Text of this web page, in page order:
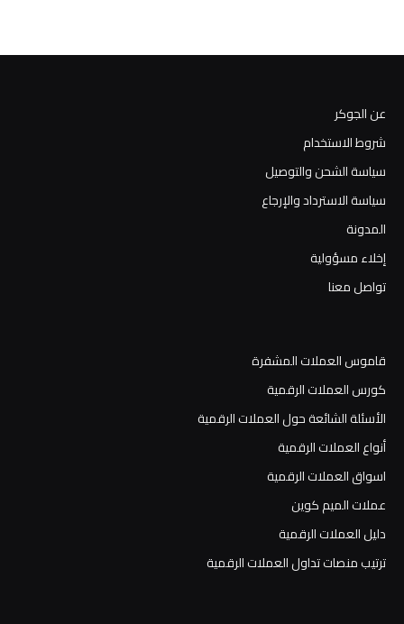
عن الجوكر
شروط الاستخدام
سياسة الشحن والتوصيل
سياسة الاسترداد والإرجاع
المدونة
إخلاء مسؤولية
تواصل معنا
قاموس العملات المشفرة
كورس العملات الرقمية
الأسئلة الشائعة حول العملات الرقمية
أنواع العملات الرقمية
اسواق العملات الرقمية
عملات الميم كوين
دليل العملات الرقمية
ترتيب منصات تداول العملات الرقمية